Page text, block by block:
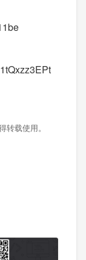
转载使用。